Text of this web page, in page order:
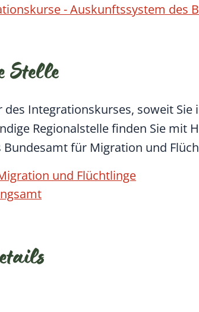
- Auskunftssystem des
Stelle
des Integrationskurses, soweit
Regionalstellefinden Sie mit
Bundesamt für Migration und
und Flüchtlinge